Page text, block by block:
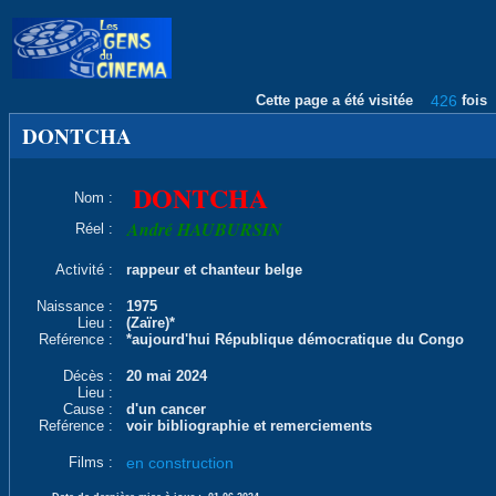
Cette page a été visitée 426 fois
DONTCHA
Nom : DONTCHA
Réel : André HAUBURSIN
Activité : rappeur et chanteur belge
Naissance :
1975
Lieu :
(Zaïre)*
Reférence :
*aujourd'hui République démocratique du Congo
Décès :
20 mai 2024
Lieu :
Cause :
d'un cancer
Reférence :
voir bibliographie et remerciements
Films : en construction